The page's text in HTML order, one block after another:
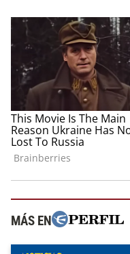
MÁS EN